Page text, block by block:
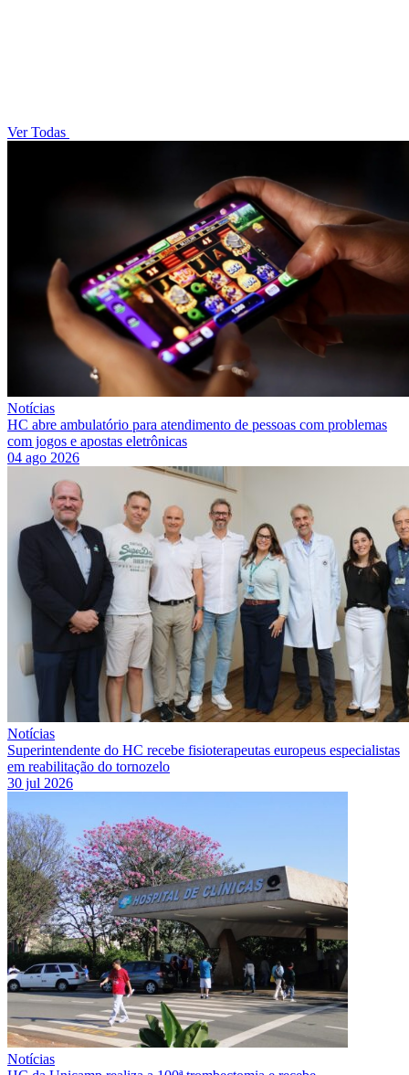
Ver Todas
Notícias
HC abre ambulatório para atendimento de pessoas com problemas
com jogos e apostas eletrônicas
04 ago 2026
Notícias
Superintendente do HC recebe fisioterapeutas europeus especialistas
em reabilitação do tornozelo
30 jul 2026
Notícias